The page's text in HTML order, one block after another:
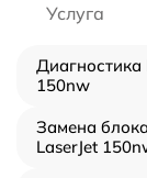
Услуга
Диагностика
150nw
Замена
LaserJet